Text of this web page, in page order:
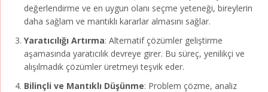
değerlendirme ve en uygun olanı seçme yeteneği, bireylerin
daha sağlam ve mantıklı kararlar almasını sağlar.
Yaratıcılığı Artırma: Alternatif çözümler geliştirme
aşamasında yaratıcılık devreye girer. Bu süreç, yenilikçi ve
alışılmadık çözümler üretmeyi teşvik eder.
Bilinçli ve Mantıklı Düşünme: Problem çözme, analiz